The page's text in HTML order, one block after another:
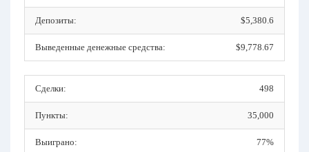
Депозиты: $5,380.6
Выведенные денежные средства: $9,778.67
Сделки: 498
Пункты: 35,000
Выиграно: 77%